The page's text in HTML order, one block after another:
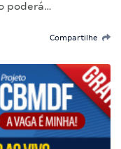
poderá…
Compartilhe